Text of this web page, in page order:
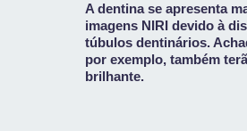
A dentina se apresenta
imagens NIRI devido à
túbulos dentinários.
por exemplo, também
brilhante.